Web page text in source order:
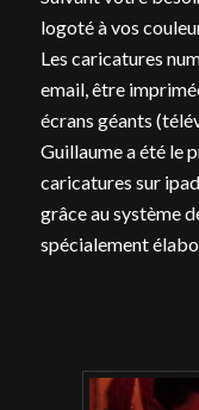
logoté à vos
Les caricatures
email, être
écrans géants
Guillaume a été le
caricatures sur
grâce au système
spécialement